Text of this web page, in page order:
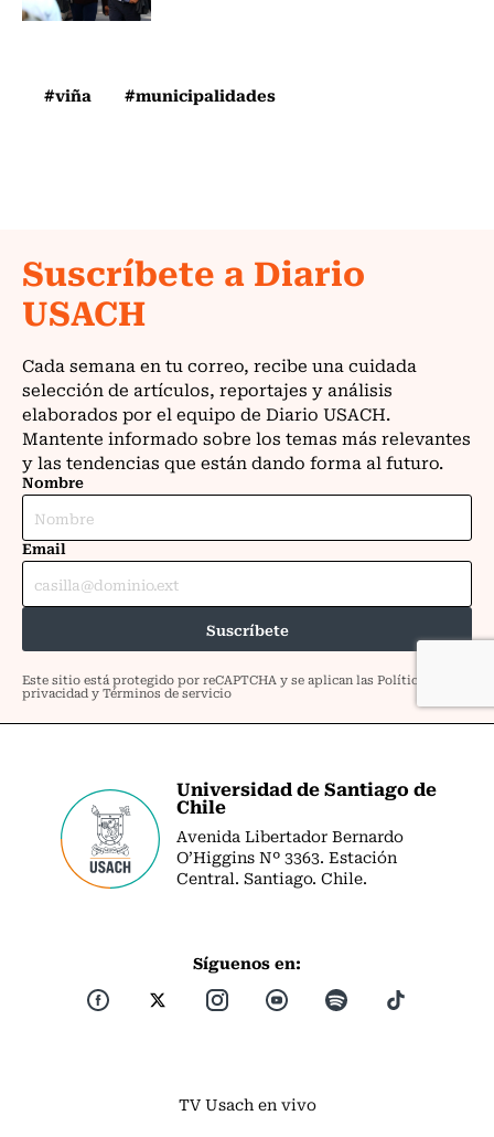
#viña #municipalidades
Universidad de Santiago de
Chile
Avenida Libertador Bernardo
O’Higgins Nº 3363. Estación
Central. Santiago. Chile.
Síguenos en:
TV Usach en vivo